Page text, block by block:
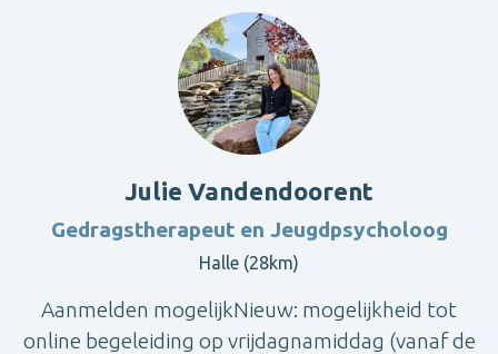
Julie Vandendoorent
Gedragstherapeut en Jeugdpsycholoog
Halle (28km)
Aanmelden mogelijkNieuw: mogelijkheid tot
online begeleiding op vrijdagnamiddag (vanaf de